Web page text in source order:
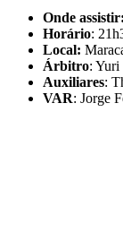
Onde assistir:
Horário:
Local:
Árbitro: Yuri
Auxiliares:
VAR: Jorge